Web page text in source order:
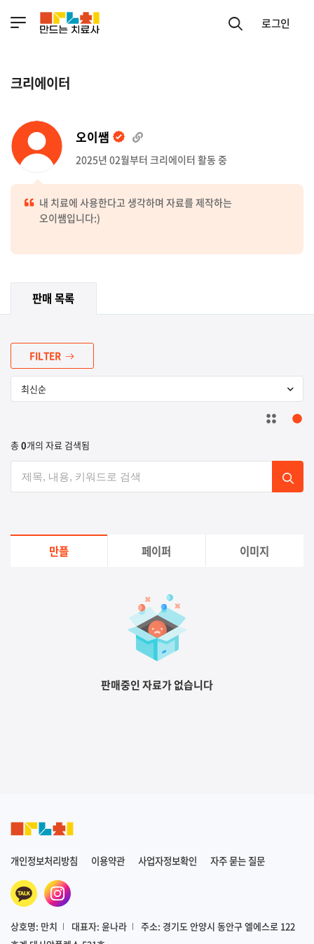
로그인
크리에이터
오이쌤
2025년 02월부터 크리에이터 활동 중
내 치료에 사용한다고 생각하며 자료를 제작하는
오이쌤입니다:)
판매 목록
FILTER
총0개의 자료 검색됨
만플 페이퍼 이미지
판매중인 자료가 없습니다
개인정보처리방침 이용약관 사업자정보확인 자주 묻는 질문
상호명: 만치 대표자: 윤나라
주소: 경기도 안양시 동안구 엘에스로 122